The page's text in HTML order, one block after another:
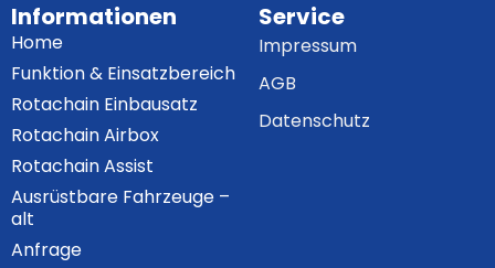
Informationen
Home
Funktion & Einsatzbereich
Rotachain Einbausatz
Rotachain Airbox
Rotachain Assist
Ausrüstbare Fahrzeuge –
alt
Anfrage
Service
Impressum
AGB
Datenschutz